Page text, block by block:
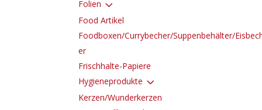
Folien 3
Food Artikel
Foodboxen/Currybecher/Suppenbehälter/
er
Frischhalte-Papiere
Hygieneprodukte 3
Kerzen/Wunderkerzen